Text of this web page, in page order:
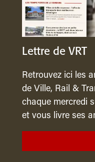
Lettre de VRT
Retrouvez ici les
de Ville, Rail &
chaque mercredi
et vous livre ses